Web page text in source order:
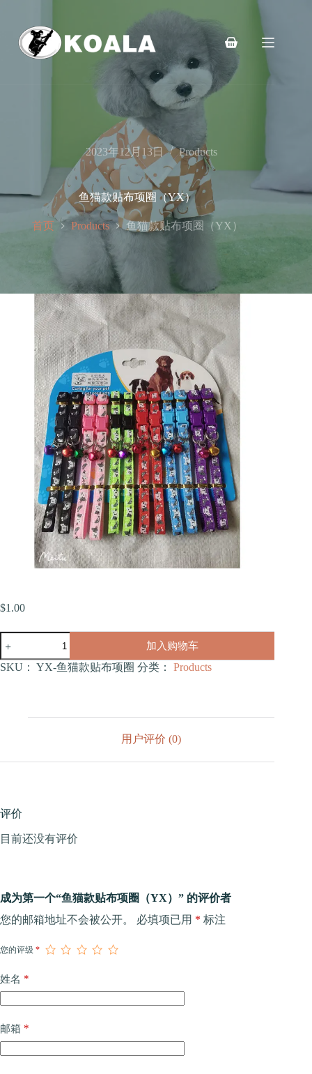
购
车
2023年12月13日 Products
鱼猫款贴布项圈（YX）
首页 Products 鱼猫款贴布项圈（YX）
$1.00
猫
款
加入购物车
SKU： YX-鱼猫款贴布项圈 分类： Products
用户评价 (0)
评价
目前还没有评价
成为第一个“鱼猫款贴布项圈（YX）” 的评价者
您的邮箱地址不会被公开。
必填项已用 * 标注
您的评级 *
姓名 *
邮箱 *